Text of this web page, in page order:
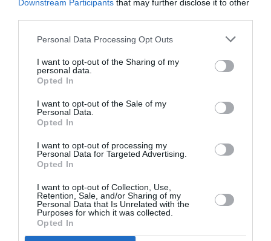
Downstream Participants that may further disclose it to other
Personal Data Processing Opt Outs
I want to opt-out of the Sharing of my
personal data.
Opted In
I want to opt-out of the Sale of my
Personal Data.
Opted In
I want to opt-out of processing my
Personal Data for Targeted Advertising.
Opted In
I want to opt-out of Collection, Use,
Retention, Sale, and/or Sharing of my
Personal Data that Is Unrelated with the
Purposes for which it was collected.
Opted In
Σχετικά Άρθρα
Ο Αλέξανδρος
Βούλγαρης
“Σουέλ” της Ιωάννας
Καρυστιάνη (teaser)
Ο Ρόμπερτ Ντάουνι
“Avengers:
Doomsday” (πρώτο
τρέιλερ)